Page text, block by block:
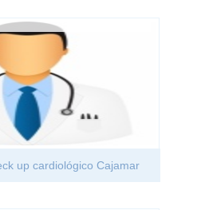
up cardiológico Cajamar